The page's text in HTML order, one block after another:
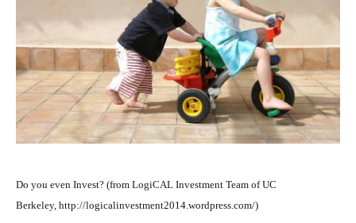
Do you even Invest? (from LogiCAL Investment Team of UC
Berkeley, http://logicalinvestment2014.wordpress.com/)